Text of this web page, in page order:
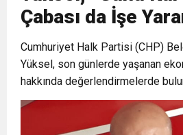
Cumhuriyet, Türk Milletinin
ve Onur Nişanesidir
6:19 HBB BAŞKANI ÖNTÜRK’ÜN
CUMHURİYET BAYRAMI MESAJI
17:36 KURUMLAR VERGİSİ
1:00
Çabası da İşe
Cumhuriyet Halk Partisi (CHP)
Yüksel, son günlerde yaşanan
hakkında değerlendirmelerde